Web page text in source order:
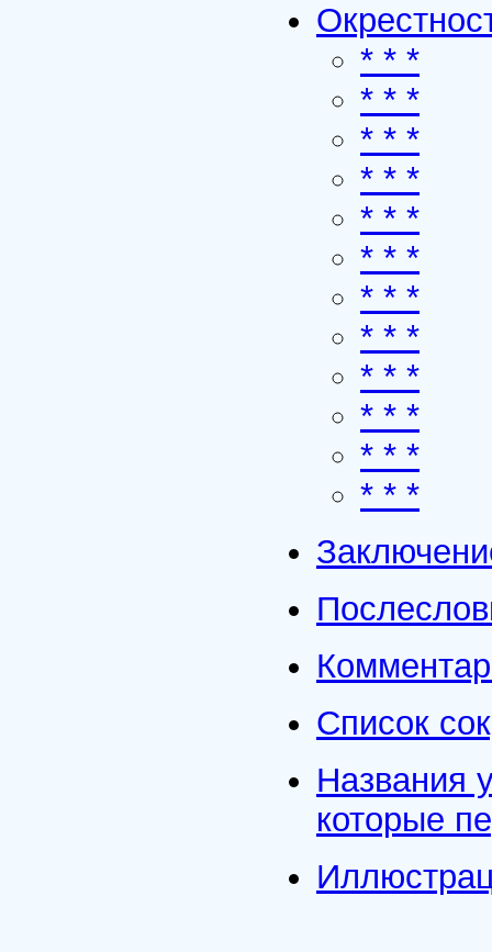
* * *
* * *
* * *
* * *
* * *
* * *
* * *
* * *
* * *
* * *
* * *
* * *
Список
Названия
которые